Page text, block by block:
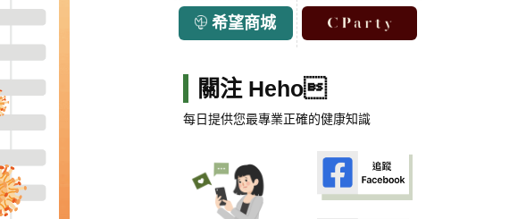
希望商城
關注 Heho
每日提供您最專業正確的健康知識